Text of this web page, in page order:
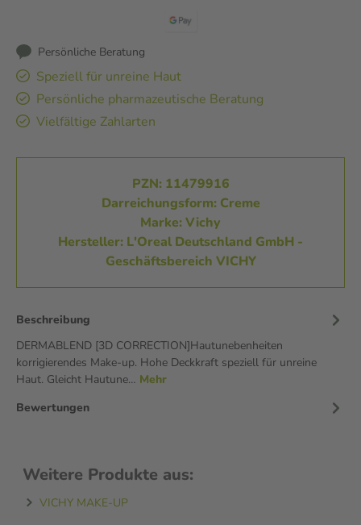
Persönliche Beratung
Speziell für unreine Haut
Persönliche pharmazeutische Beratung
Vielfältige Zahlarten
PZN: 11479916
Darreichungsform: Creme
Marke: Vichy
Hersteller: L'Oreal Deutschland GmbH -
Geschäftsbereich VICHY
Beschreibung
DERMABLEND [3D CORRECTION]Hautunebenheiten
korrigierendes Make-up. Hohe Deckkraft speziell für unreine
Haut. Gleicht Hautune… Mehr
Bewertungen
Weitere Produkte aus:
VICHY MAKE-UP